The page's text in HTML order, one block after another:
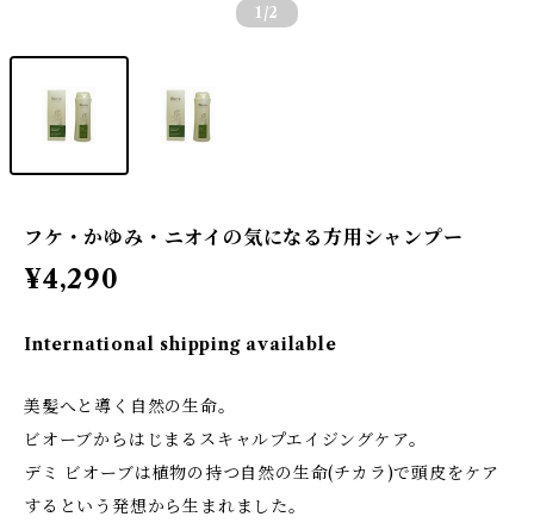
1 /2
フケ・かゆみ・ニオイの気になる方用シャンプー
¥4,290
International shipping available
美髪へと導く自然の生命。
ビオーブからはじまるスキャルプエイジングケア。
デミ ビオーブは植物の持つ自然の生命(チカラ)で頭皮をケア
するという発想から生まれました。